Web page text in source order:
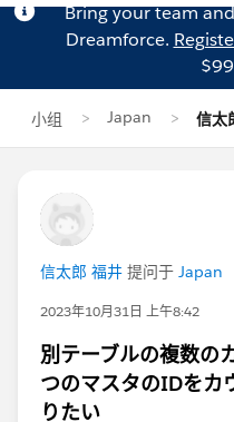
Bring your team
Dreamforce.
小组 Japan 信太
信太郎 福井 提问于 Japan
2023年10月31日 上午8:42
別テーブルの複数の
つのマスタのIDをカ
りたい